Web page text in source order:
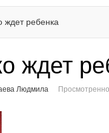
ждет ребенка
ждет
Людмила